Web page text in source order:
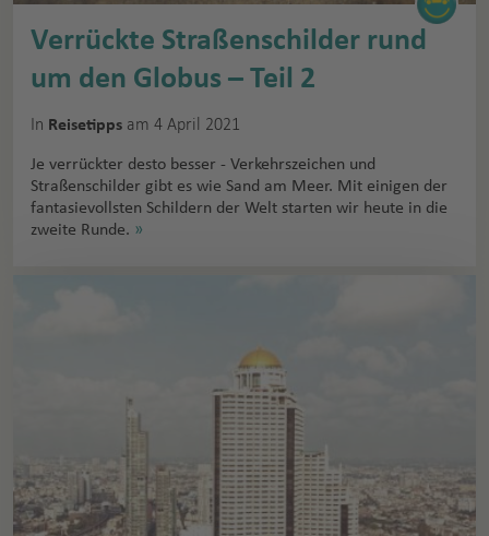
Verrückte Straßenschilder rund
um den Globus – Teil 2
In Reisetipps am 4 April 2021
Je verrückter desto besser - Verkehrszeichen und
Straßenschilder gibt es wie Sand am Meer. Mit einigen der
fantasievollsten Schildern der Welt starten wir heute in die
zweite Runde. »